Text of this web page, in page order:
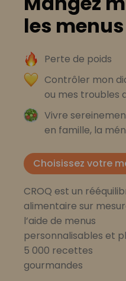
les
Perte de poids
Contrôler mon
ou mes troubles
Vivre
en famille, la
Choisissez votre
CROQ est un
alimentaire sur
l’aide de menus
personnalisables et
5 000 recettes
gourmandes